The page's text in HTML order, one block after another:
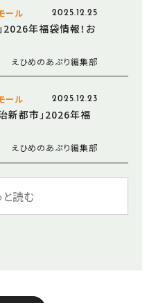
ール 2025.12.25
2026年福袋情報！お
えひめのあぷり編集部
ール 2025.12.23
新都市」2026年福
えひめのあぷり編集部
と読む